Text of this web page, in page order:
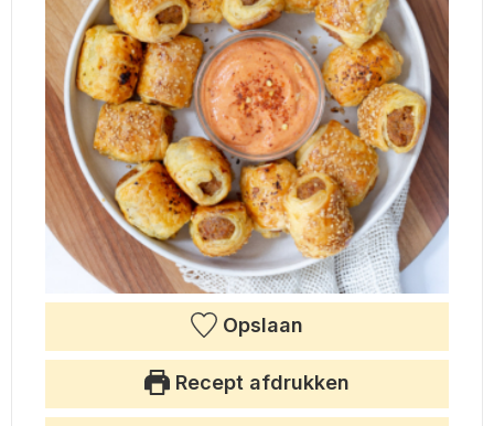
Opslaan
Recept afdrukken